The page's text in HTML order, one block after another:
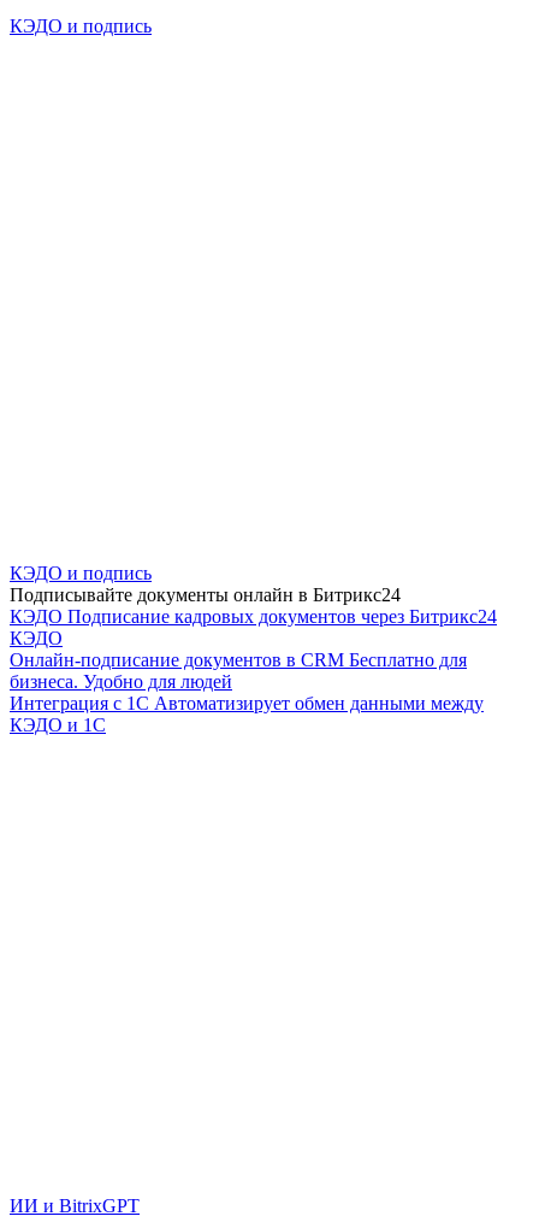
КЭДО и подпись
КЭДО и подпись
Подписывайте документы онлайн в Битрикс24
КЭДО Подписание кадровых документов через Битрикс24
КЭДО
Онлайн-подписание документов в CRM Бесплатно для
бизнеса. Удобно для людей
Интеграция с 1С Автоматизирует обмен данными между
КЭДО и 1С
ИИ и BitrixGPT